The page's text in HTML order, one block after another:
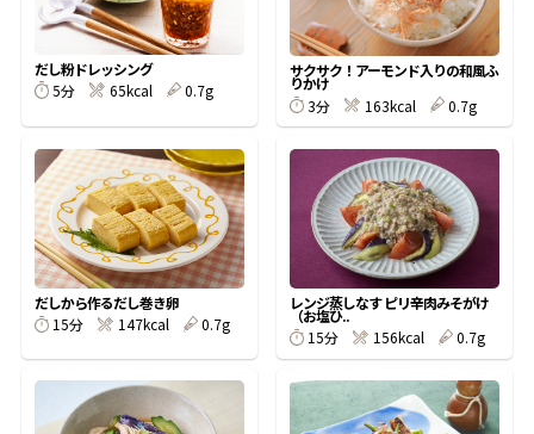
ヤマキ『めんつゆ』 ヤマキ 割烹白だし
旨さ、別格。だし屋の鍋 韓福善シリーズ
主食レシピ
主菜レシピ
汁物レシピ
時短レシピ
おいしいレシピを商品から探す
かつお節レシピ
だしの取り方
かつお節の削り方
かつお節・だしをもっと知る
ヤマキ かつお節プラス®
かつお節・だしを楽しむ
だしコミュ
キャンペーン一覧
企業情報
- 百年対話
- ヤマキ かつお節プラス®
採用情報
- ジョブリターン制
お問い合わせ
ヤマキお客様相談室
オンラインショップ
コミュニティサイト
Global
だし粉ドレッシング
5分
65kcal 0.7g
サクサク！アーモンド入りの和風ふ
りかけ
3分
163kcal 0.7g
だしから作るだし巻き卵
15分
147kcal 0.7g
レンジ蒸しなす ピリ辛肉みそがけ
（お塩ひ..
15分
156kcal 0.7g